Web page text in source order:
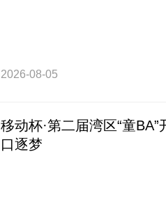
2026-08-05
移动杯·第二届湾区“童
口逐梦